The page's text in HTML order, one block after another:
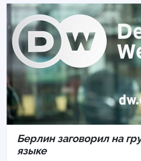
Берлин заговорил на
языке